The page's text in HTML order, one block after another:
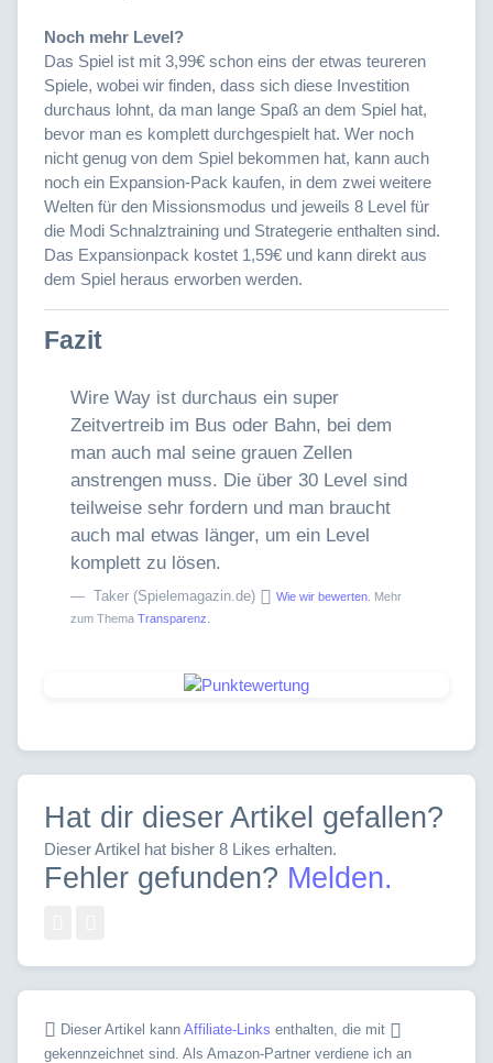
Noch mehr Level?
Das Spiel ist mit 3,99€ schon eins der etwas teureren
Spiele, wobei wir finden, dass sich diese Investition
durchaus lohnt, da man lange Spaß an dem Spiel hat,
bevor man es komplett durchgespielt hat. Wer noch
nicht genug von dem Spiel bekommen hat, kann auch
noch ein Expansion-Pack kaufen, in dem zwei weitere
Welten für den Missionsmodus und jeweils 8 Level für
die Modi Schnalztraining und Strategerie enthalten sind.
Das Expansionpack kostet 1,59€ und kann direkt aus
dem Spiel heraus erworben werden.
Fazit
Wire Way ist durchaus ein super
Zeitvertreib im Bus oder Bahn, bei dem
man auch mal seine grauen Zellen
anstrengen muss. Die über 30 Level sind
teilweise sehr fordern und man braucht
auch mal etwas länger, um ein Level
komplett zu lösen.
Taker (Spielemagazin.de) Wie wir bewerten.
Mehr
zum Thema Transparenz.
Hat dir dieser Artikel gefallen?
Dieser Artikel hat bisher 8 Likes erhalten.
Fehler gefunden? Melden.
Dieser Artikel kann Affiliate-Links enthalten, die mit
gekennzeichnet sind. Als Amazon-Partner verdiene ich an